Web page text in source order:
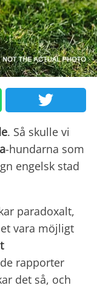
. Så skulle vi
-hundarna som
engelsk stad
paradoxalt,
vara möjligt
rapporter
det så, och